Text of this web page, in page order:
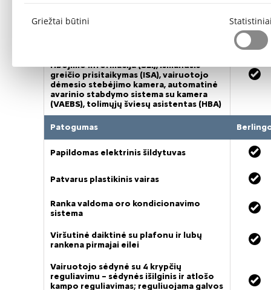
Griežtai būtini Statistiniai
telekomunikacijų paslaugos
ribojimo informacija (SLI), išmanusis
greičio prisitaikymas (ISA), vairuotojo
dėmesio stebėjimo kamera, automatinė
avarinio stabdymo sistema su kamera
(VAEBS), tolimųjų šviesų asistentas (HBA)
Patogumas
Papildomas elektrinis šildytuvas
Patvarus plastikinis vairas
Ranka valdoma oro kondicionavimo
sistema
Viršutinė daiktinė su plafonu ir lubų
rankena pirmajai eilei
Vairuotojo sėdynė su 4 krypčių
reguliavimu – sėdynės išilginis ir atlošo
kampo reguliavimas; reguliuojama galvos